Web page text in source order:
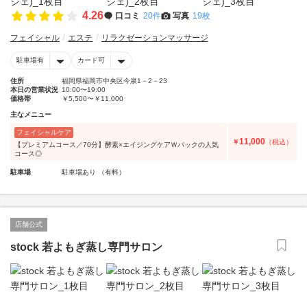
4.26 口コミ 20件 写真 19枚
フェイシャル エステ リラクゼーションマッサージ
駐車場有 カード可
住所
福岡県福岡市中央区今泉1－2－23
本日の営業状況 10:00〜19:00
価格帯
￥5,500〜￥11,000
主なメニュー
フェイシャルケア
【プレミアムコース／70分】酵素×エイジングケアＷパックの人気
コース◎
￥11,000 （税込）
駐車場 駐車場あり （有料）
店舗公式
stock 若よもぎ蒸し専門サロン